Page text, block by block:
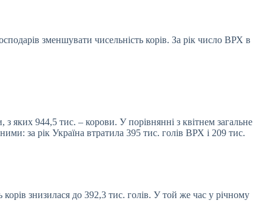
зменшувати чисельність корів. За рік число ВРХ в
яких 944,5 тис. – корови. У порівнянні з квітнем загальне
за рік Україна втратила 395 тис. голів ВРХ і 209 тис.
знизилася до 392,3 тис. голів. У той же час у річному